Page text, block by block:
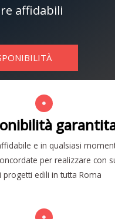
affidabili
e in qualsiasi
per realizzare con
progetti edili in tutta Roma